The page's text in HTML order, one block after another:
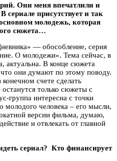
Они меня впечатлили и
сериале присутствует и так
молодежь, которая
сюжета…
— обособление, серия
О молодежи». Тема сейчас, в
актуальна. В конце сюжета
они думают по этому поводу.
счете сделать
только сюжеты с
группа интересна с точки
молодого человека – его мысли,
версии фильма, думаю,
и отвлекать от главной
сериал? Кто финансирует